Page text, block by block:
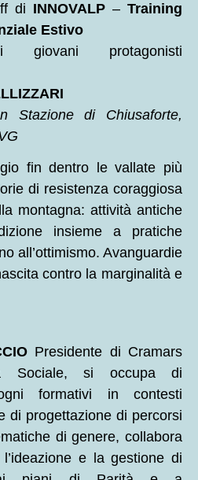
di INNOVALP – Training
Estivo
giovani protagonisti
Stazione di Chiusaforte,
fin dentro le vallate più
di resistenza coraggiosa
montagna: attività antiche
insieme a pratiche
all’ottimismo. Avanguardie
contro la marginalità e
Presidente di Cramars
Sociale, si occupa di
formativi in contesti
di progettazione di percorsi
di genere, collabora
e la gestione di